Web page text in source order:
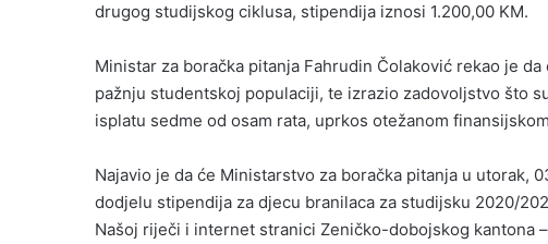
drugog studijskog ciklusa, stipendija iznosi 1.200,00 KM.
Ministar za boračka pitanja Fahrudin Čolaković rekao je
pažnju studentskoj populaciji, te izrazio zadovoljstvo što
isplatu sedme od osam rata, uprkos otežanom
Najavio je da će Ministarstvo za boračka pitanja u utorak,
dodjelu stipendija za djecu branilaca za studijsku 2020/
Našoj riječi i internet stranici Zeničko-dobojskog kantona